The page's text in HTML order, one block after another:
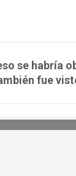
se habría
fue